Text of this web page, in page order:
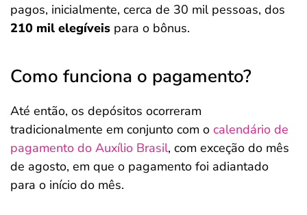
pagos, inicialmente, cerca de 30 mil pessoas, dos
210 mil elegíveis para o bônus.
Como funciona o pagamento?
Até então, os depósitos ocorreram
tradicionalmente em conjunto com o calendário de
pagamento do Auxílio Brasil, com exceção do mês
de agosto, em que o pagamento foi adiantado
para o início do mês.